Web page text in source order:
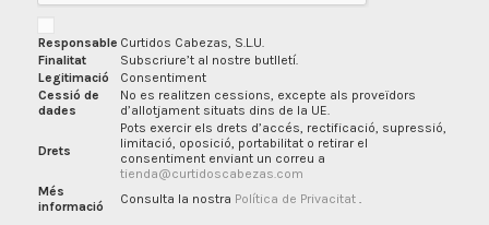
Responsable Curtidos Cabezas, S.L.U.
Finalitat
Subscriure’t al nostre butlletí.
Legitimació
Consentiment
Cessió de
dades
No es realitzen cessions, excepte als proveïdors
d’allotjament situats dins de la UE.
Drets
Pots exercir els drets d’accés, rectificació, supressió,
limitació, oposició, portabilitat o retirar el
consentiment enviant un correu a
tienda@curtidoscabezas.com
Més
informació
Consulta la nostra Política de Privacitat .